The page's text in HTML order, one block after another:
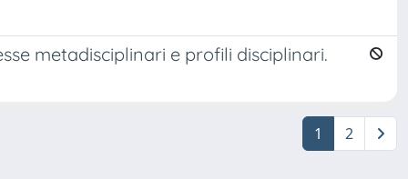
metadisciplinari e profili disciplinari.
1 2